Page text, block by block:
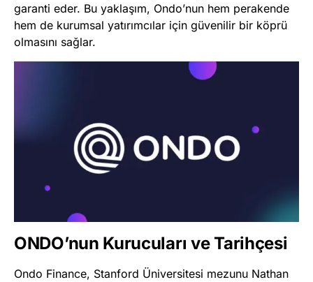
garanti eder. Bu yaklaşım, Ondo’nun hem perakende
hem de kurumsal yatırımcılar için güvenilir bir köprü
olmasını sağlar.
ONDO’nun Kurucuları ve Tarihçesi
Ondo Finance, Stanford Üniversitesi mezunu Nathan